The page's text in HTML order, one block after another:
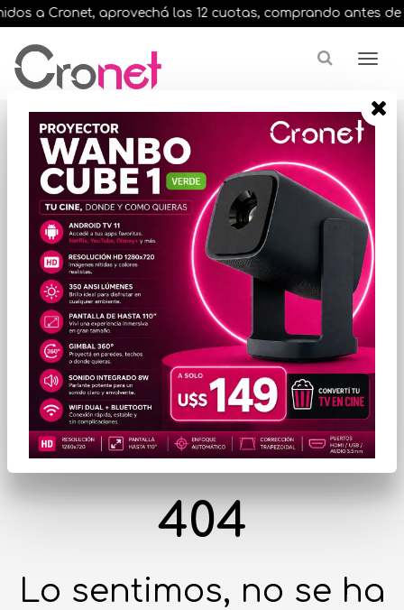
a Cronet, aprovechá las 12 cuotas, comprando antes de
404
Lo sentimos, no se ha